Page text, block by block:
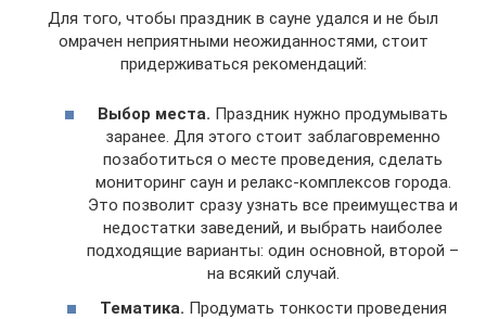
Для того, чтобы праздник в сауне удался и не был
омрачен неприятными неожиданностями, стоит
придерживаться рекомендаций:
Выбор места. Праздник нужно продумывать
заранее. Для этого стоит заблаговременно
позаботиться о месте проведения, сделать
мониторинг саун и релакс-комплексов города.
Это позволит сразу узнать все преимущества и
недостатки заведений, и выбрать наиболее
подходящие варианты: один основной, второй –
на всякий случай.
Тематика. Продумать тонкости проведения